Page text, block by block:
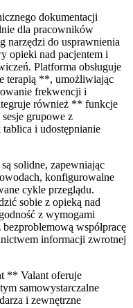
dokumentacji
dla pracowników
narzędzi do usprawnienia
opieki nad pacjentem i
Platforma obsługuje
terapią **, umożliwiając
frekwencji i
również ** funkcje
grupowe z
i udostępnianie
solidne, zapewniając
konfigurowalne
cykle przeglądu.
sobie z opieką nad
z wymogami
współpracę
informacji zwrotnej
** Valant oferuje
samowystarczalne
i zewnętrzne